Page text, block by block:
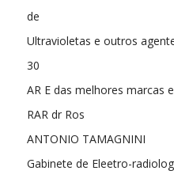
de
Ultravioletas e outros
30
AR E das melhores marcas
RAR dr Ros
ANTONIO TAMAGNINI
Gabinete de Eleetro-